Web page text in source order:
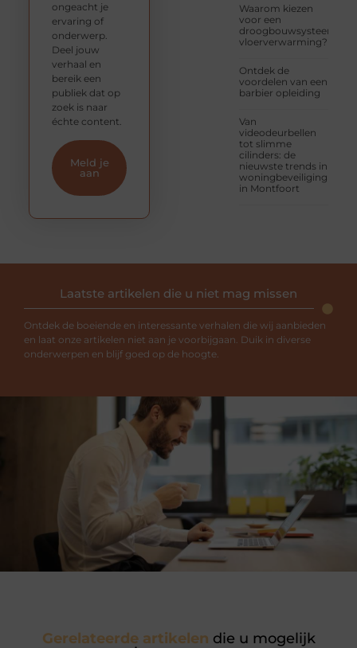
Waarom kiezen
voor een
droogbouwsysteem
vloerverwarming?
Ontdek de
voordelen van een
barbier opleiding
Van
videodeurbellen
tot slimme
cilinders: de
nieuwste trends in
woningbeveiliging
in Montfoort
ongeacht je
ervaring of
onderwerp.
Deel jouw
verhaal en
bereik een
publiek dat op
zoek is naar
échte content.
Meld je
aan
Laatste artikelen die u niet mag missen
Ontdek de boeiende en interessante verhalen die wij aanbieden
en laat onze artikelen niet aan je voorbijgaan. Duik in diverse
onderwerpen en blijf goed op de hoogte.
Gerelateerde artikelen die u mogelijk